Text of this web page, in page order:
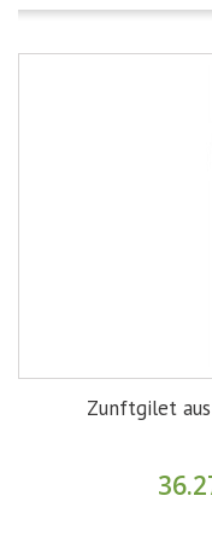
Zunftgilet